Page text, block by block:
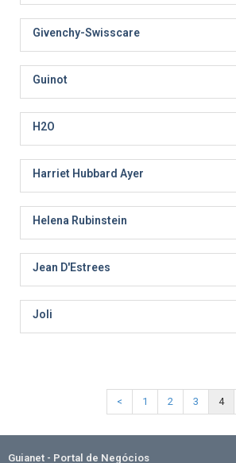
Givenchy-Swisscare
Guinot
H2O
Harriet Hubbard Ayer
Helena Rubinstein
Jean D'Estrees
Joli
< 1 2 3 4
Guianet - Portal de Negócios